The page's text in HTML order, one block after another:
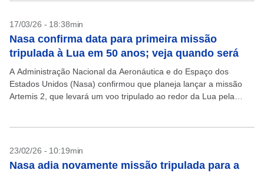
17/03/26 - 18:38min
Nasa confirma data para primeira missão
tripulada à Lua em 50 anos; veja quando será
A Administração Nacional da Aeronáutica e do Espaço dos
Estados Unidos (Nasa) confirmou que planeja lançar a missão
Artemis 2, que levará um voo tripulado ao redor da Lua pela
23/02/26 - 10:19min
Nasa adia novamente missão tripulada para a